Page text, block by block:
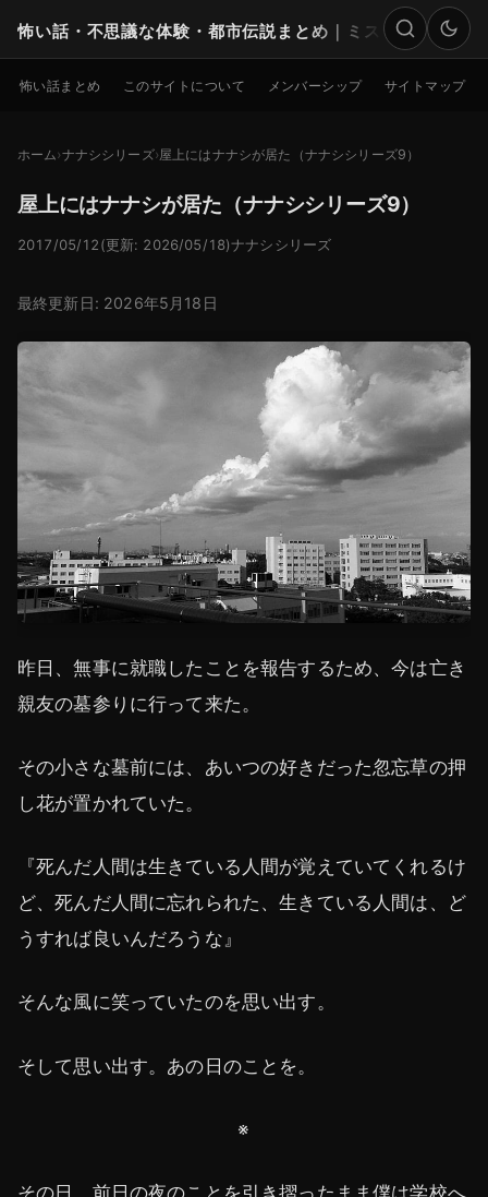
怖い話・不思議な体験・都市伝説まとめ｜ミステリー
検索
怖い話まとめ このサイトについて メンバーシップ サイトマップ
ホーム ナナシシリーズ 屋上にはナナシが居た（ナナシシリーズ9）
屋上にはナナシが居た（ナナシシリーズ9）
2017/05/12 (更新: 2026/05/18)ナナシシリーズ
最終更新日: 2026年5月18日
昨日、無事に就職したことを報告するため、今は亡き
親友の墓参りに行って来た。
その小さな墓前には、あいつの好きだった忽忘草の押
し花が置かれていた。
『死んだ人間は生きている人間が覚えていてくれるけ
ど、死んだ人間に忘れられた、生きている人間は、ど
うすれば良いんだろうな』
そんな風に笑っていたのを思い出す。
そして思い出す。あの日のことを。
※
その日、前日の夜のことを引き摺ったまま僕は学校へ